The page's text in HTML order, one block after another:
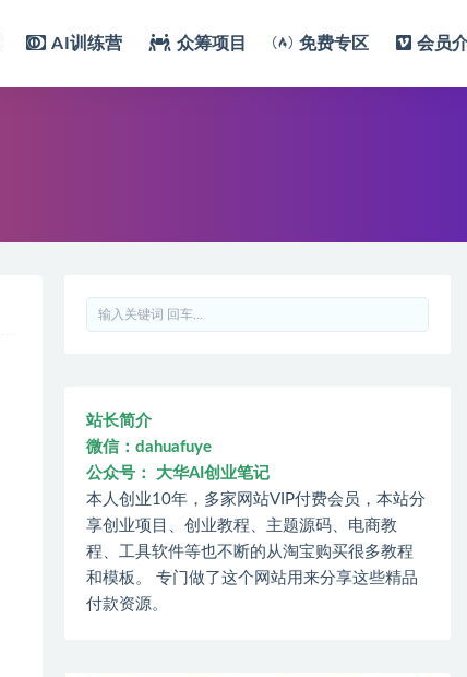
AI训练营 众筹项目 免费专区 会员
站长简介
微信：dahuafuye
公众号： 大华AI创业笔记
本人创业10年，多家网站VIP付费会员，本站分
享创业项目、创业教程、主题源码、电商教
程、工具软件等也不断的从淘宝购买很多教程
和模板。 专门做了这个网站用来分享这些精品
付款资源。